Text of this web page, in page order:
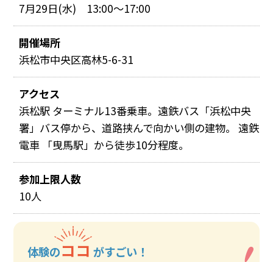
7月29日(水) 13:00～17:00
開催場所
浜松市中央区高林5-6-31
アクセス
浜松駅 ターミナル13番乗車。遠鉄バス「浜松中央
署」バス停から、道路挟んで向かい側の建物。 遠鉄
電車 「曳馬駅」から徒歩10分程度。
参加上限人数
10人
体験のココ がすごい！